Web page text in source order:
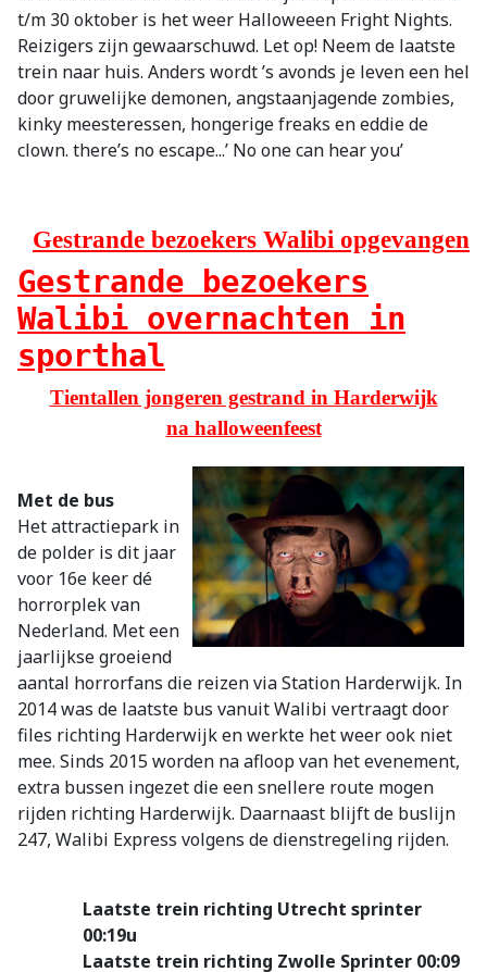
t/m 30 oktober is het weer Halloweeen Fright Nights.
Reizigers zijn gewaarschuwd. Let op! Neem de laatste
trein naar huis. Anders wordt ’s avonds je leven een hel
door gruwelijke demonen, angstaanjagende zombies,
kinky meesteressen, hongerige freaks en eddie de
clown. there’s no escape...’ No one can hear you’
Gestrande bezoekers Walibi opgevangen
Gestrande bezoekers
Walibi overnachten in
sporthal
Tientallen jongeren gestrand in Harderwijk
na halloweenfeest
Met de bus
Het attractiepark in
de polder is dit jaar
voor 16e keer dé
horrorplek van
Nederland. Met een
jaarlijkse groeiend
aantal horrorfans die reizen via Station Harderwijk. In
2014 was de laatste bus vanuit Walibi vertraagt door
files richting Harderwijk en werkte het weer ook niet
mee. Sinds 2015 worden na afloop van het evenement,
extra bussen ingezet die een snellere route mogen
rijden richting Harderwijk. Daarnaast blijft de buslijn
247, Walibi Express volgens de dienstregeling rijden.
Laatste trein richting Utrecht sprinter
00:19u
Laatste trein richting Zwolle Sprinter 00:09